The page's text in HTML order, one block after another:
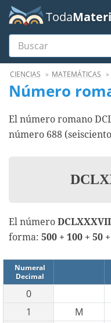
Toda
Buscar
MenúCIENCIAS MATEMÁTICAS
Número
El número romano
número 688
El número
forma: 500 + 100 + 50
Numeral
Decimal
0
1
M